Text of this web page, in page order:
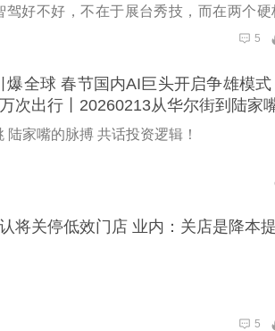
驾好不好，不在于展台秀技，而在两个硬
能力和用户实际使用时长占比。他表示5
爆全球 春节国内AI巨头开启争雄模
次出行丨20260213从华尔街到陆家
陆家嘴的脉搏 共话投资逻辑！
将关停低效门店 业内：关店是降本
5